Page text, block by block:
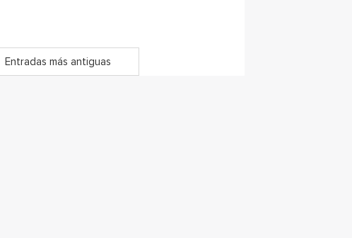
Entradas más antiguas